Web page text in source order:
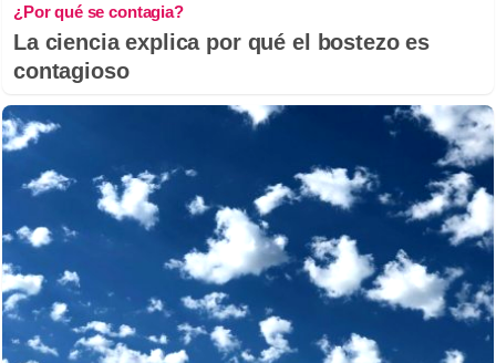
¿Por qué se contagia?
La ciencia explica por qué el bostezo es
contagioso